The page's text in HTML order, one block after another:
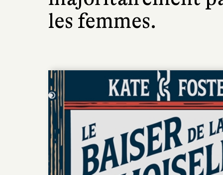
les femmes.